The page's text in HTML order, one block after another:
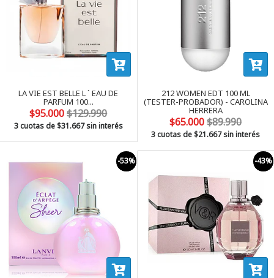
LA VIE EST BELLE L ` EAU DE
PARFUM 100...
$95.000$129.990
3 cuotas de$31.667sin interés
212 WOMEN EDT 100 ML
(TESTER-PROBADOR) - CAROLINA
HERRERA
$65.000$89.990
3 cuotas de$21.667sin interés
-53% -43%